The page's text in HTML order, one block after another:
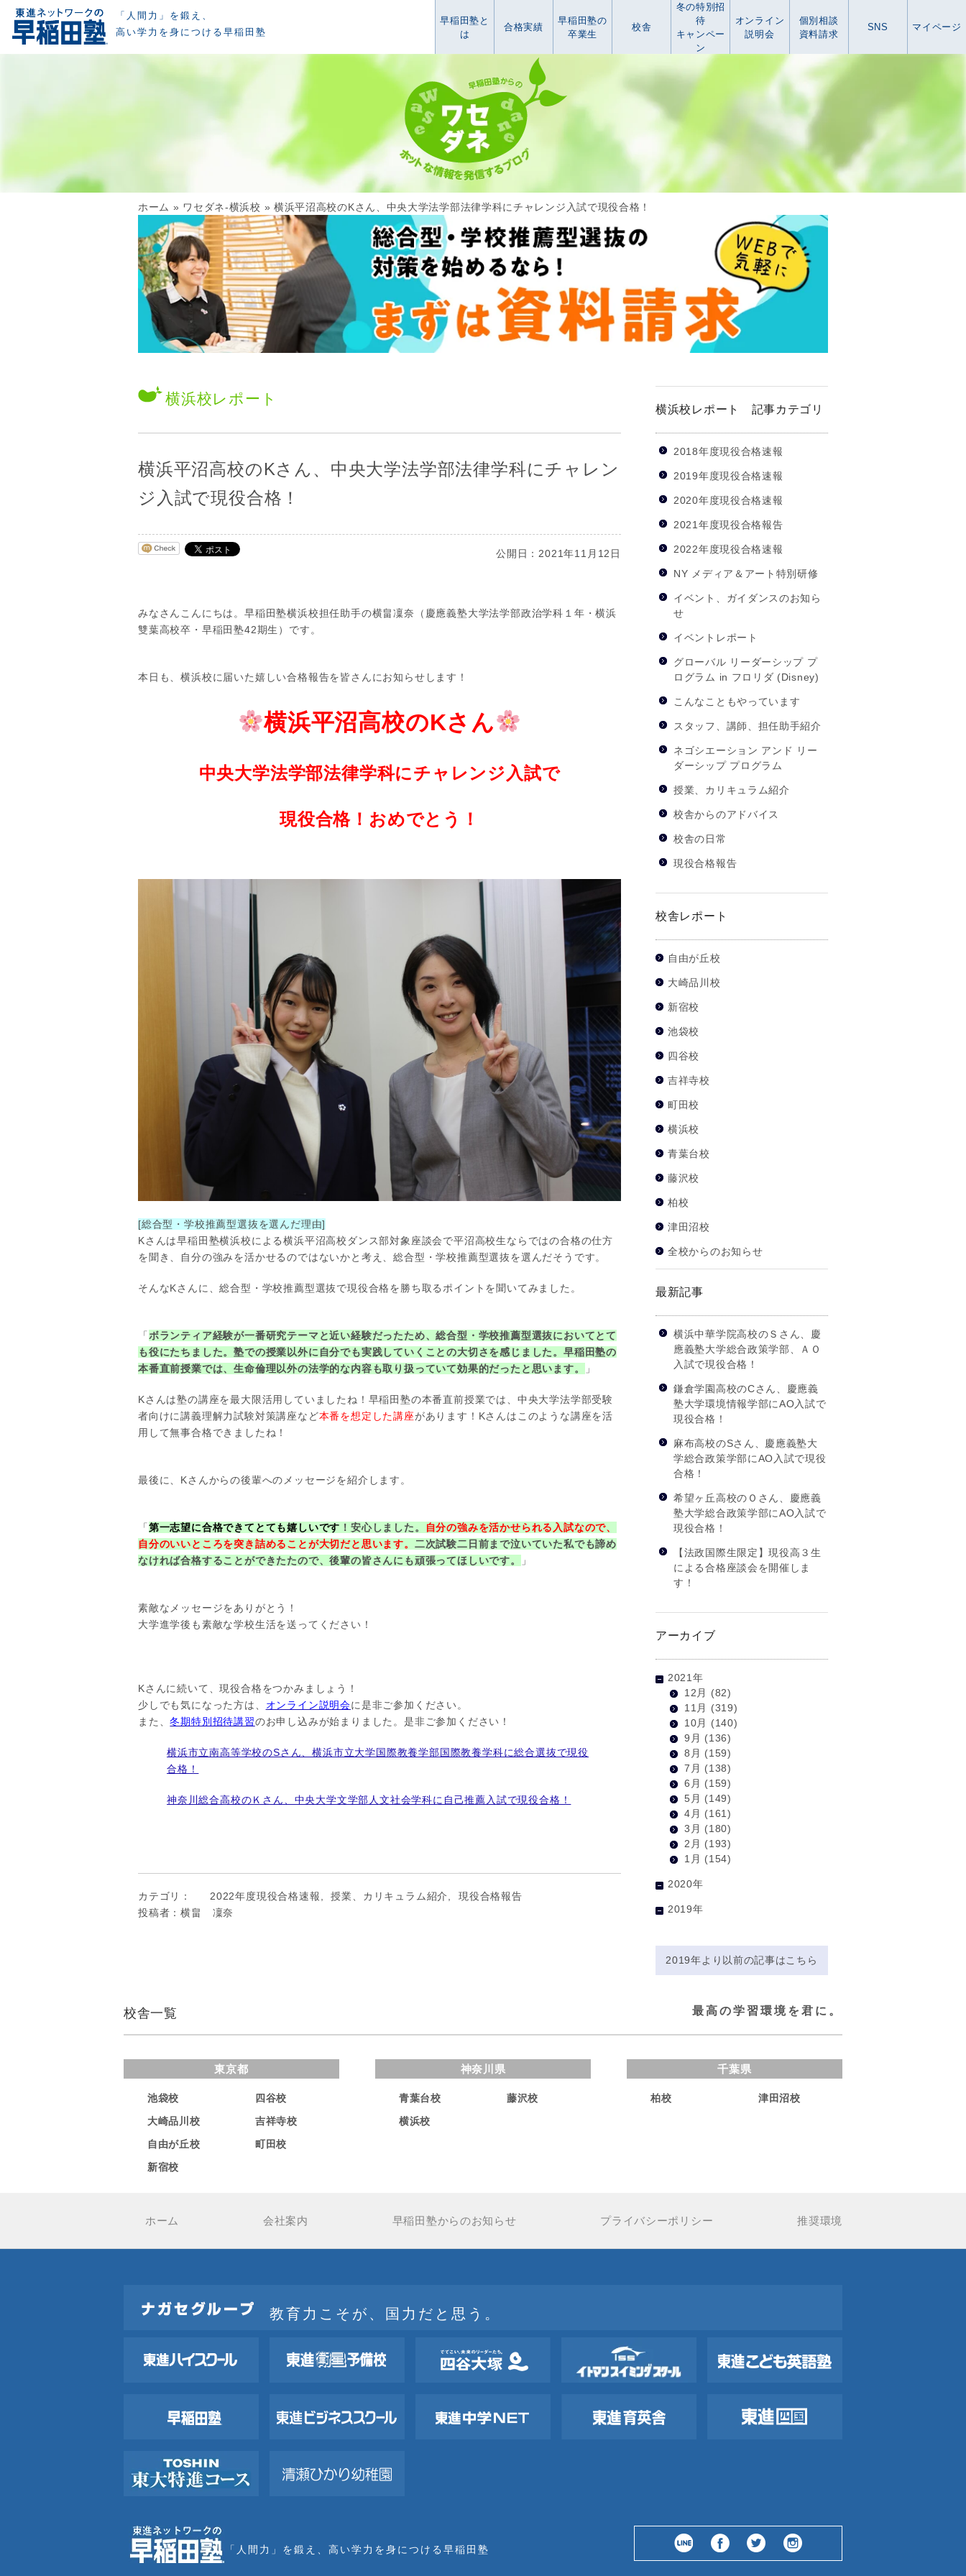
「人間力」を鍛え、
高い学力を身につける早稲田塾
早稲田塾と
は
合格実績
早稲田塾の
卒業生
校舎
冬の特別招
待
キャンペー
ン
オンライン
説明会
個別相談
資料請求
SNS マイページ
ホーム » ワセダネ-横浜校 » 横浜平沼高校のKさん、中央大学法学部法律学科にチャレンジ入試で現役合格！
横浜校レポート
横浜平沼高校のKさん、中央大学法学部法律学科にチャレン
ジ入試で現役合格！
公開日：2021年11月12日
みなさんこんにちは。早稲田塾横浜校担任助手の横畠凜奈（慶應義塾大学法学部政治学科１年・横浜
雙葉高校卒・早稲田塾42期生）です。
本日も、横浜校に届いた嬉しい合格報告を皆さんにお知らせします！
横浜平沼高校のKさん
中央大学法学部法律学科にチャレンジ入試で
現役合格！おめでとう！
[総合型・学校推薦型選抜を選んだ理由]
Kさんは早稲田塾横浜校による横浜平沼高校ダンス部対象座談会で平沼高校生ならではの合格の仕方
を聞き、自分の強みを活かせるのではないかと考え、総合型・学校推薦型選抜を選んだそうです。
そんなKさんに、総合型・学校推薦型選抜で現役合格を勝ち取るポイントを聞いてみました。
「 ボランティア経験が一番研究テーマと近い経験だったため、総合型・学校推薦型選抜においてとて
も役にたちました。塾での授業以外に自分でも実践していくことの大切さを感じました。早稲田塾の
本番直前授業では、生命倫理以外の法学的な内容も取り扱っていて効果的だったと思います。
」
Kさんは塾の講座を最大限活用していましたね！早稲田塾の本番直前授業では、中央大学法学部受験
者向けに講義理解力試験対策講座など本番を想定した講座があります！Kさんはこのような講座を活
用して無事合格できましたね！
最後に、Kさんからの後輩へのメッセージを紹介します。
「 第一志望に合格できてとても嬉しいです ！安心しました。
自分の強みを活かせられる入試なので、
自分のいいところを突き詰めることが大切だと思います。 二次試験二日前まで泣いていた私でも諦め
なければ合格することができたたので、後輩の皆さんにも頑張ってほしいです。
」
素敵なメッセージをありがとう！
大学進学後も素敵な学校生活を送ってください！
Kさんに続いて、現役合格をつかみましょう！
少しでも気になった方は、 オンライン説明会に是非ご参加ください。
また、冬期特別招待講習のお申し込みが始まりました。是非ご参加ください！
横浜市立南高等学校のSさん、横浜市立大学国際教養学部国際教養学科に総合選抜で現役
合格！
神奈川総合高校のＫさん、中央大学文学部人文社会学科に自己推薦入試で現役合格！
カテゴリ： 2022年度現役合格速報 授業、カリキュラム紹介
現役合格報告
投稿者：横畠 凜奈
横浜校レポート 記事カテゴリ
2018年度現役合格速報
2019年度現役合格速報
2020年度現役合格速報
2021年度現役合格報告
2022年度現役合格速報
NY メディア＆アート特別研修
イベント、ガイダンスのお知ら
せ
イベントレポート
グローバル リーダーシップ プ
ログラム in フロリダ (Disney)
こんなこともやっています
スタッフ、講師、担任助手紹介
ネゴシエーション アンド リー
ダーシップ プログラム
授業、カリキュラム紹介
校舎からのアドバイス
校舎の日常
現役合格報告
校舎レポート
自由が丘校
大崎品川校
新宿校
池袋校
四谷校
吉祥寺校
町田校
横浜校
青葉台校
藤沢校
柏校
津田沼校
全校からのお知らせ
最新記事
横浜中華学院高校のＳさん、慶
應義塾大学総合政策学部、ＡＯ
入試で現役合格！
鎌倉学園高校のCさん、慶應義
塾大学環境情報学部にAO入試で
現役合格！
麻布高校のSさん、慶應義塾大
学総合政策学部にAO入試で現役
合格！
希望ヶ丘高校のＯさん、慶應義
塾大学総合政策学部にAO入試で
現役合格！
【法政国際生限定】現役高３生
による合格座談会を開催しま
す！
アーカイブ
2021年
12月
(82)
11月
(319)
10月
(140)
9月 (136)
8月 (159)
7月 (138)
6月 (159)
5月 (149)
4月 (161)
3月 (180)
2月 (193)
1月 (154)
2020年
2019年
2019年より以前の記事はこちら
校舎一覧 最高の学習環境を君に。
東京都
池袋校
四谷校
大崎品川校
吉祥寺校
自由が丘校
町田校
新宿校
神奈川県
青葉台校
藤沢校
横浜校
千葉県
柏校 津田沼校
ホーム 会社案内 早稲田塾からのお知らせ プライバシーポリシー 推奨環境
教育力こそが、国力だと思う。
「人間力」を鍛え、高い学力を身につける早稲田塾